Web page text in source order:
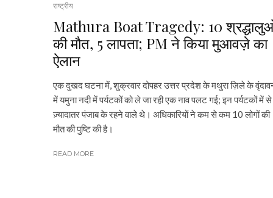
राष्ट्रीय
Mathura Boat Tragedy: 10
की मौत, 5 लापता; PM ने किया मुआवज़े का
ऐलान
एक दुखद घटना में, शुक्रवार दोपहर उत्तर प्रदेश के मथुरा ज़िले के
में यमुना नदी में पर्यटकों को ले जा रही एक नाव पलट गई; इन पर्यटकों में से
ज़्यादातर पंजाब के रहने वाले थे। अधिकारियों ने कम से कम 10 लोगों की
मौत की पुष्टि की है।
READ MORE